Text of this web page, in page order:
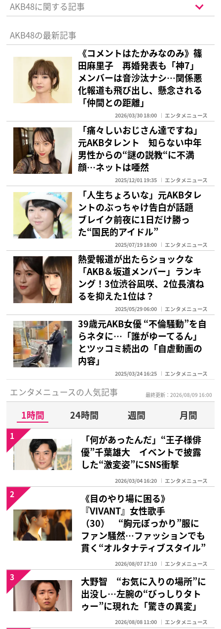
AKB48に関する記事
AKB48の最新記事
《コメントはたかみなのみ》篠
田麻里子 再婚発表も「神7」
メンバーは音沙汰ナシ…関係悪
化報道も飛び出し、懸念される
「仲間との距離」
2026/03/30 18:00 エンタメニュース
「痛々しいおじさん達ですね」
元AKBタレント 知らない中年
男性からの“謎の説教“に不満
顔…ネットは唖然
2025/12/01 19:35 エンタメニュース
「人生ちょろいな」元AKBタレ
ントのぶっちゃけ告白が話題
ブレイク前夜に1日だけ勝っ
た“国民的アイドル”
2025/07/19 18:00 エンタメニュース
熱愛報道が出たらショックな
「AKB＆坂道メンバー」ランキ
ング！3位渋谷凪咲、2位長濱ね
るを抑えた1位は？
2025/05/29 06:00 エンタメニュース
39歳元AKB女優 “不倫騒動”を自
らネタに…「誰がゆーてるん」
とツッコミ続出の「自虐動画の
内容」
2025/03/24 16:25 エンタメニュース
エンタメニュースの人気記事 最終更新：2026/08/09 16:00
1時間 24時間 週間
月間
「何があったんだ」“王子様俳
優”千葉雄大 イベントで披露
した“激変姿”にSNS衝撃
2026/03/04 16:20 エンタメニュース
1
《目のやり場に困る》
『VIVANT』女性歌手
（30） “胸元ぽっかり”服に
ファン騒然…ファッションでも
貫く“オルタナティブスタイル”
2026/08/07 17:10 エンタメニュース
2
大野智 “お気に入りの場所”に
出没し…左腕の“びっしりタト
ゥー”に現れた「驚きの異変」
2026/08/08 11:00 エンタメニュース
3